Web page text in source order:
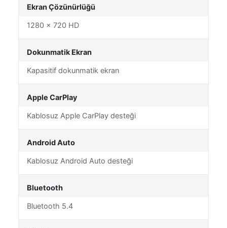
Ekran Çözünürlüğü
1280 × 720 HD
Dokunmatik Ekran
Kapasitif dokunmatik ekran
Apple CarPlay
Kablosuz Apple CarPlay desteği
Android Auto
Kablosuz Android Auto desteği
Bluetooth
Bluetooth 5.4